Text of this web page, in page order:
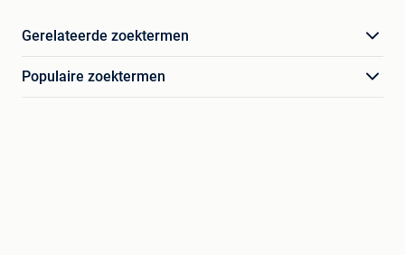
Gerelateerde zoektermen
Populaire zoektermen